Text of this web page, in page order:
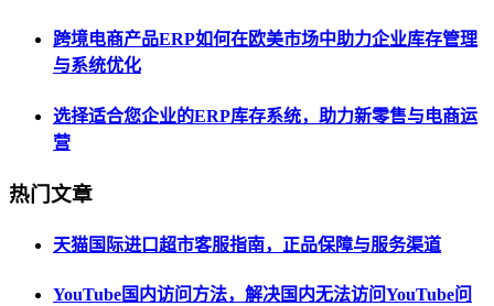
跨境电商产品ERP如何在欧美市场中助力企业库存管理
与系统优化
选择适合您企业的ERP库存系统，助力新零售与电商运
营
热门文章
天猫国际进口超市客服指南，正品保障与服务渠道
YouTube国内访问方法，解决国内无法访问YouTube问